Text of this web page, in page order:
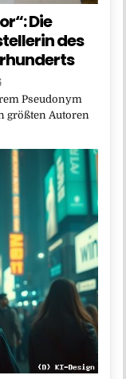
Die
des
Pseudonym
größten Autoren